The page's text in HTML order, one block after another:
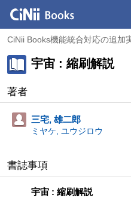
CiNii Books機能統合対応の追加
宇宙 : 縮刷解説
著者
三宅, 雄二郎
ミヤケ, ユウジロウ
書誌事項
宇宙 : 縮刷解説